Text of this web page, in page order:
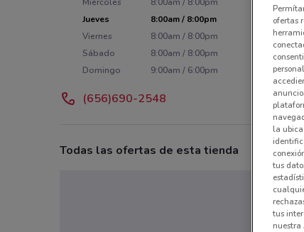
Jueves
8:00am / 8:00pm
Viernes
8:00am / 8:00pm
Sábado
8:00am / 8:00pm
Domingo
9:00am / 6:00pm
(656)690-2548
Todas las ofertas de esta tienda
ofertas
la
tus
tus
nuestra